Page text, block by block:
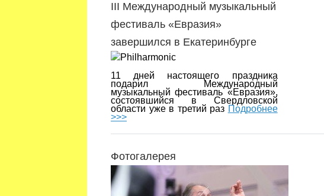
III Международный музыкальный
фестиваль «Евразия»
завершился в Екатеринбурге
11 дней настоящего праздника
подарил Международный
музыкальный фестиваль «Евразия»,
состоявшийся в Свердловской
области уже в третий раз Подробнее
>>>
Фотогалерея